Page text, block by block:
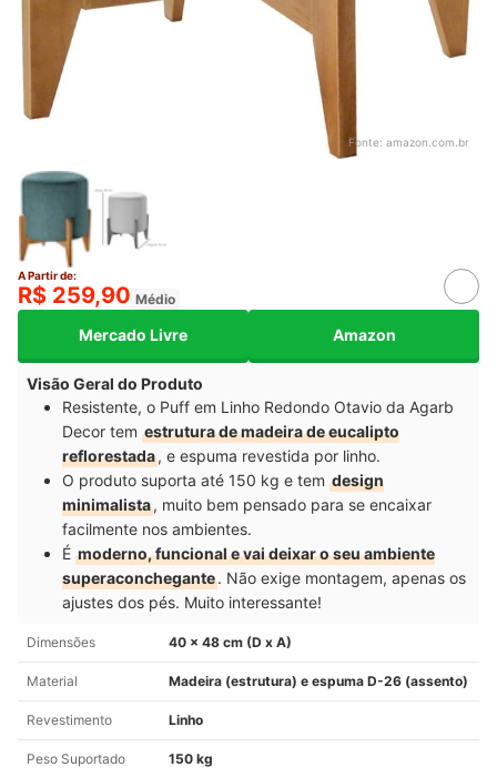
Fonte: amazon.com.br
A Partir de:
R$ 259,90 Médio
Mercado Livre Amazon
Visão Geral do Produto
Resistente, o Puff em Linho Redondo Otavio da Agarb
Decor tem estrutura de madeira de eucalipto
reflorestada, e espuma revestida por linho.
O produto suporta até 150 kg e tem design
minimalista, muito bem pensado para se encaixar
facilmente nos ambientes.
É moderno, funcional e vai deixar o seu ambiente
superaconchegante. Não exige montagem, apenas os
ajustes dos pés. Muito interessante!
Dimensões 40 x 48 cm (D x A)
Material Madeira (estrutura) e espuma D-26 (assento)
Revestimento Linho
Peso Suportado 150 kg